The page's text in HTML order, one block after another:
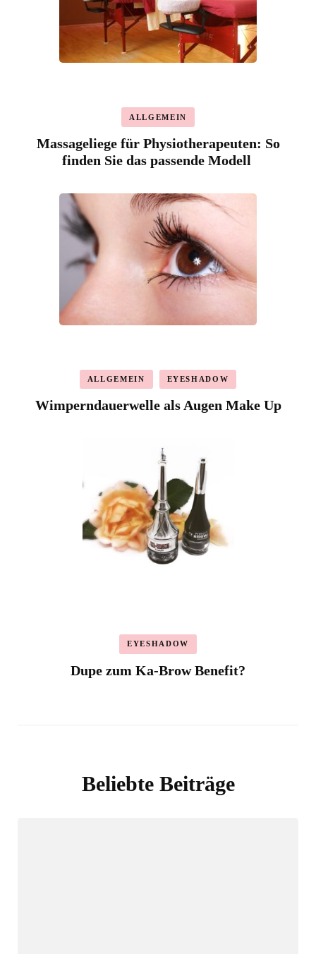
ALLGEMEIN
Massageliege für Physiotherapeuten: So
finden Sie das passende Modell
ALLGEMEIN EYESHADOW
Wimperndauerwelle als Augen Make Up
EYESHADOW
Dupe zum Ka-Brow Benefit?
Beliebte Beiträge